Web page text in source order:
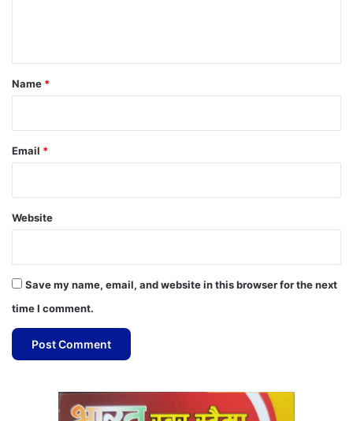
*
Name *
Email *
Website
Save my name, email, and website in this browser for the next
time I comment.